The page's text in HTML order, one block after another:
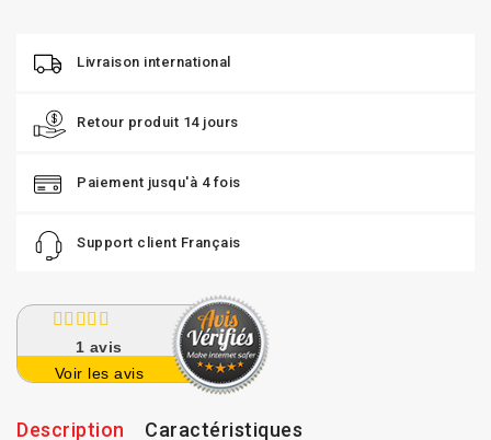
Livraison international
Retour produit 14 jours
Paiement jusqu'à 4 fois
Support client Français
1 avis
Voir les avis
Description Caractéristiques